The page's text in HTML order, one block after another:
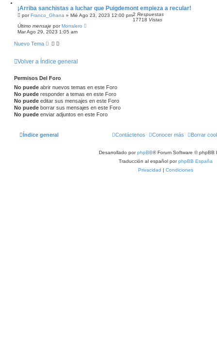
¡Arriba sanchistas a luchar que Puigdemont empieza a recular!
porFranco_Ghana » Mié Ago 23, 2023 12:00 pm2 Respuestas
17718 Vistas
Último mensaje porMorralero
Mar Ago 29, 2023 1:05 am
Nuevo Tema
Volver a Índice general
Permisos Del Foro
No puede abrir nuevos temas en este Foro
No puede responder a temas en este Foro
No puede editar sus mensajes en este Foro
No puede borrar sus mensajes en este Foro
No puede enviar adjuntos en este Foro
Índice general Borrar
Conocer más
Contáctenos
Desarrollado porphpBB® Forum Software © phpBB
Traducción al español porphpBB España
Privacidad | Condiciones